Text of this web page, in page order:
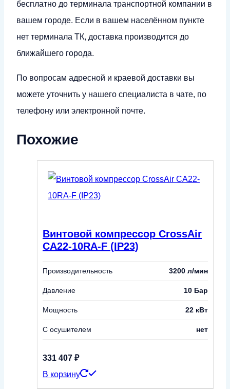
бесплатно до терминала транспортной компании в
вашем городе. Если в вашем населённом пункте
нет терминала ТК, доставка производится до
ближайшего города.
По вопросам адресной и краевой доставки вы
можете уточнить у нашего специалиста в чате, по
телефону или электронной почте.
Похожие
Винтовой компрессор CrossAir
CA22-10RA-F (IP23)
Производительность 3200 л/мин
Давление 10 Бар
Мощность 22 кВт
С осушителем нет
331 407 ₽
В корзину